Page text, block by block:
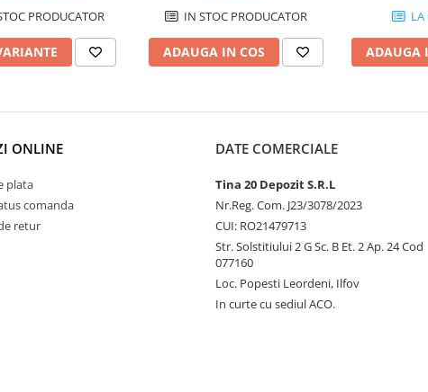
PRODUCATOR IN STOC PRODUCATOR
ADAUGA IN COS ADAUGA
ONLINE
plata
comanda
retur
DATE COMERCIALE
Tina 20 Depozit S.R.L
Nr.Reg. Com. J23/3078/2023
CUI: RO21479713
Str. Solstitiului 2 G Sc. B Et. 2 Ap. 24 Cod
077160
Loc. Popesti Leordeni, Ilfov
In curte cu sediul ACO.